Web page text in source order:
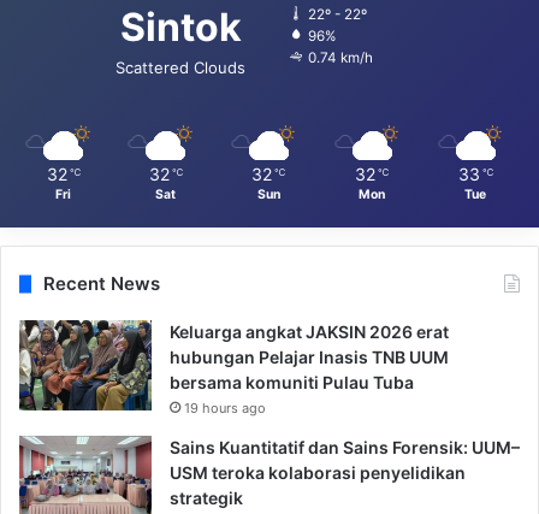
Sintok
Scattered Clouds
22º - 22º
96%
0.74 km/h
32 ℃
Fri
32 ℃
Sat
32 ℃
Sun
32 ℃
Mon
33 ℃
Tue
Recent News
Keluarga angkat JAKSIN 2026 erat
hubungan Pelajar Inasis TNB UUM
bersama komuniti Pulau Tuba
19 hours ago
Sains Kuantitatif dan Sains Forensik: UUM–
USM teroka kolaborasi penyelidikan
strategik